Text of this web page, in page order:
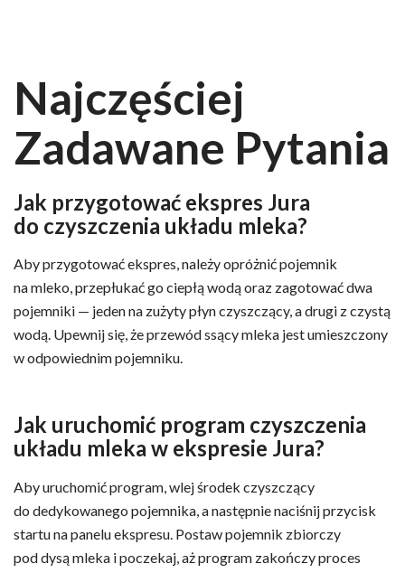
Najczęściej
Zadawane Pytania
Jak przygotować ekspres Jura
do czyszczenia układu mleka?
Aby przygotować ekspres, należy opróżnić pojemnik
na mleko, przepłukać go ciepłą wodą oraz zagotować dwa
pojemniki — jeden na zużyty płyn czyszczący, a drugi z czystą
wodą. Upewnij się, że przewód ssący mleka jest umieszczony
w odpowiednim pojemniku.
Jak uruchomić program czyszczenia
układu mleka w ekspresie Jura?
Aby uruchomić program, wlej środek czyszczący
do dedykowanego pojemnika, a następnie naciśnij przycisk
startu na panelu ekspresu. Postaw pojemnik zbiorczy
pod dysą mleka i poczekaj, aż program zakończy proces